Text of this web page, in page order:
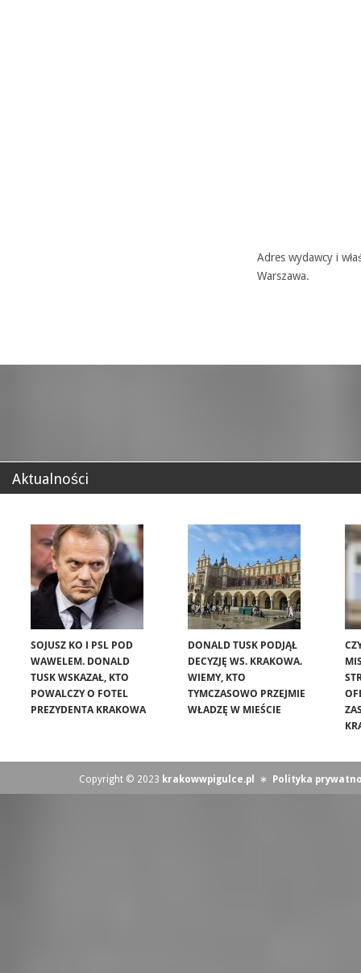
Adres wydawcy i
Warszawa.
Aktualności
SOJUSZ KO I PSL POD
WAWELEM. DONALD
TUSK WSKAZAŁ, KTO
POWALCZY O FOTEL
PREZYDENTA KRAKOWA
DONALD TUSK PODJĄŁ
DECYZJĘ WS. KRAKOWA.
WIEMY, KTO
TYMCZASOWO PRZEJMIE
WŁADZĘ W MIEŚCIE
Copyright © 2023 krakowwpigulce.pl ∗ Polityka